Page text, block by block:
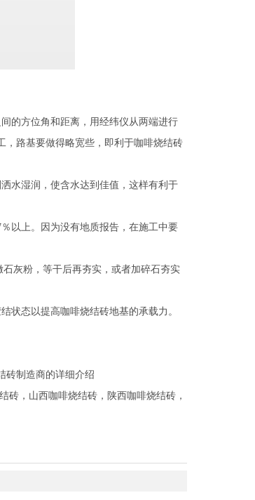
方位角和距离，用经纬仪从两端进行
，路基要做得略宽些，即利于咖啡烧结砖
湿润，使含水达到佳值，这样有利于
以上。因为没有地质报告，在施工中要
灰粉，等干后再夯实，或者加碎石夯实
态以提高咖啡烧结砖地基的承载力。
砖制造商的详细介绍
砖 ， 山西咖啡烧结砖 ， 陕西咖啡烧结砖 ，